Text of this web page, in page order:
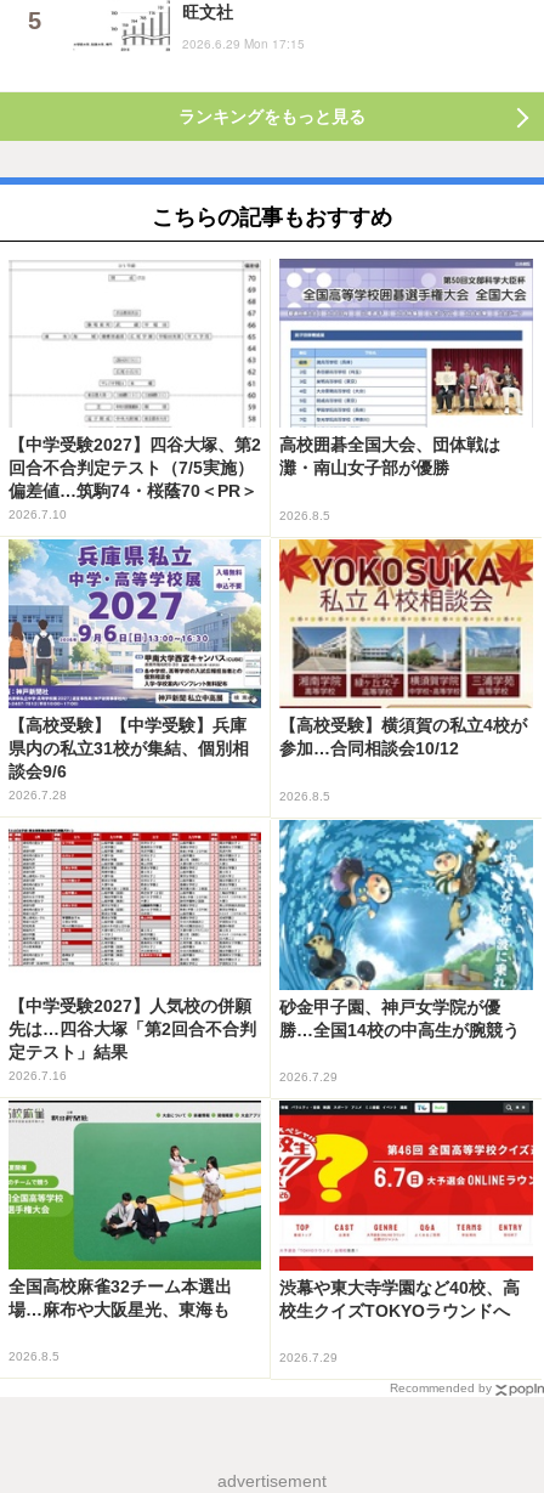
旺文社
2026.6.29 Mon 17:15
ランキングをもっと見る
こちらの記事もおすすめ
【中学受験2027】四谷大塚、第2
回合不合判定テスト（7/5実施）
偏差値…筑駒74・桜蔭70＜PR＞
2026.7.10
高校囲碁全国大会、団体戦は
灘・南山女子部が優勝
2026.8.5
【高校受験】【中学受験】兵庫
県内の私立31校が集結、個別相
談会9/6
2026.7.28
【高校受験】横須賀の私立4校が
参加…合同相談会10/12
2026.8.5
【中学受験2027】人気校の併願
先は…四谷大塚「第2回合不合判
定テスト」結果
2026.7.16
砂金甲子園、神戸女学院が優
勝…全国14校の中高生が腕競う
2026.7.29
全国高校麻雀32チーム本選出
場…麻布や大阪星光、東海も
2026.8.5
渋幕や東大寺学園など40校、高
校生クイズTOKYOラウンドへ
2026.7.29
Recommended by
advertisement